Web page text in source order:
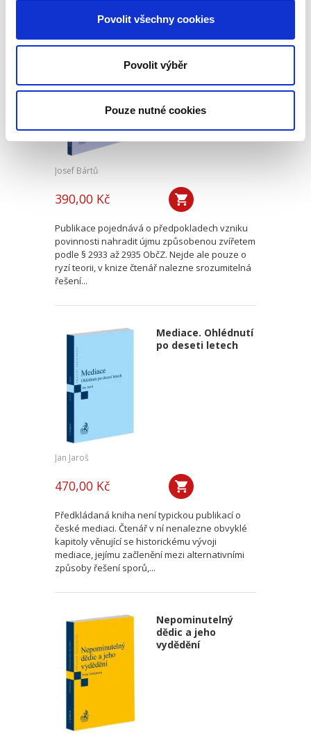
Povolit všechny cookies
Povolit výběr
Pouze nutné cookies
Náhrada škody
způsobené
zvířetem
Josef Bártů
390,00 Kč
Publikace pojednává o předpokladech vzniku
povinnosti nahradit újmu způsobenou zvířetem
podle § 2933 až 2935 ObčZ. Nejde ale pouze o
ryzí teorii, v knize čtenář nalezne srozumitelná
řešení...
Mediace. Ohlédnutí
po deseti letech
Jan Jaroš
470,00 Kč
Předkládaná kniha není typickou publikací o
české mediaci. Čtenář v ní nenalezne obvyklé
kapitoly věnující se historickému vývoji
mediace, jejímu začlenění mezi alternativními
způsoby řešení sporů,...
Nepominutelný
dědic a jeho
vydědění